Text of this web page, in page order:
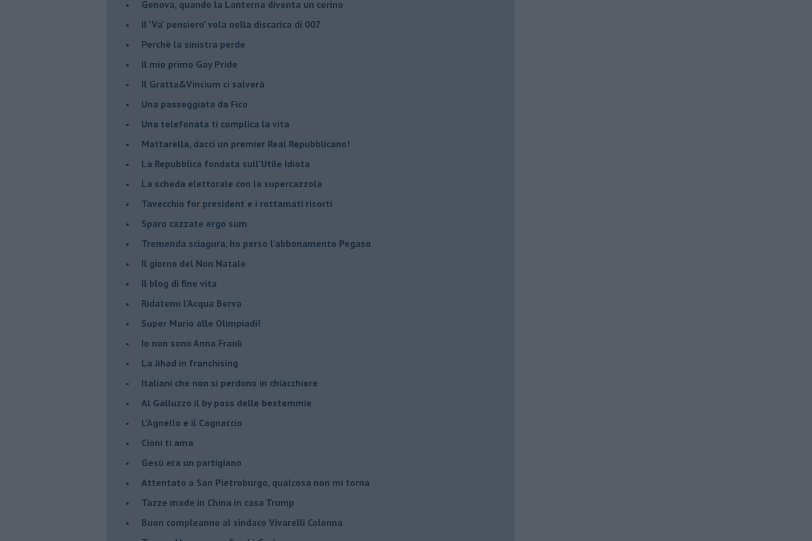
Genova, quando la Lanterna diventa un cerino
Il 'Va' pensiero' vola nella discarica di 007
Perchè la sinistra perde
Il mio primo Gay Pride
Il Gratta&Vincium ci salverà
Una passeggiata da Fico
Una telefonata ti complica la vita
Mattarella, dacci un premier Real Repubblicano!
La Repubblica fondata sull'Utile Idiota
La scheda elettorale con la supercazzola
Tavecchio for president e i rottamati risorti
Sparo cazzate ergo sum
Tremenda sciagura, ho perso l'abbonamento Pegaso
Il giorno del Non Natale
Il blog di fine vita
​Ridatemi l’Acqua Berva
Super Mario alle Olimpiadi!
Io non sono Anna Frank
​La Jihad in franchising
Italiani che non si perdono in chiacchiere
Al Galluzzo il by pass delle bestemmie
L'Agnello e il Cagnaccio
Cioni ti ama
​Gesù era un partigiano
Attentato a San Pietroburgo, qualcosa non mi torna
Tazze made in China in casa Trump
Buon compleanno al sindaco Vivarelli Colonna